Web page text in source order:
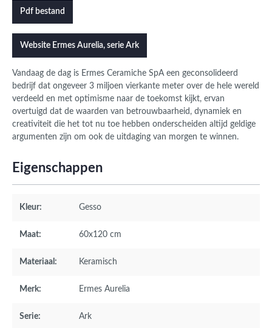
Pdf bestand
Website Ermes Aurelia, serie Ark
Vandaag de dag is Ermes Ceramiche SpA een geconsolideerd
bedrijf dat ongeveer 3 miljoen vierkante meter over de hele wereld
verdeeld en met optimisme naar de toekomst kijkt, ervan
overtuigd dat de waarden van betrouwbaarheid, dynamiek en
creativiteit die het tot nu toe hebben onderscheiden altijd geldige
argumenten zijn om ook de uitdaging van morgen te winnen.
Eigenschappen
Kleur: Gesso
Maat: 60x120 cm
Materiaal: Keramisch
Merk: Ermes Aurelia
Serie: Ark